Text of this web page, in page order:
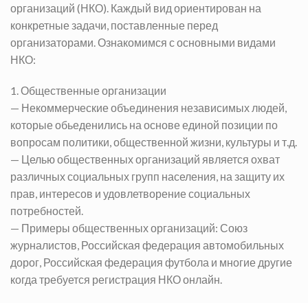
организаций (НКО). Каждый вид ориентирован на
конкретные задачи, поставленные перед
организаторами. Ознакомимся с основными видами
НКО:
1. Общественные организации
— Некоммерческие объединения независимых людей,
которые обьеденились на основе единой позиции по
вопросам политики, общественной жизни, культуры и т.д.
— Целью общественных организаций является охват
различных социальных групп населения, на защиту их
прав, интересов и удовлетворение социальных
потребностей.
— Примеры общественных организаций: Союз
журналистов, Российская федерация автомобильных
дорог, Российская федерация футбола и многие другие
когда требуется регистрация НКО онлайн.